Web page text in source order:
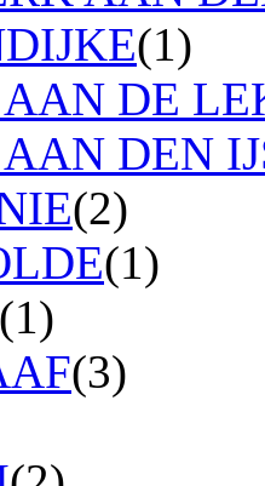
(1)
DE
DEN
(2)
(1)
(1)
(3)